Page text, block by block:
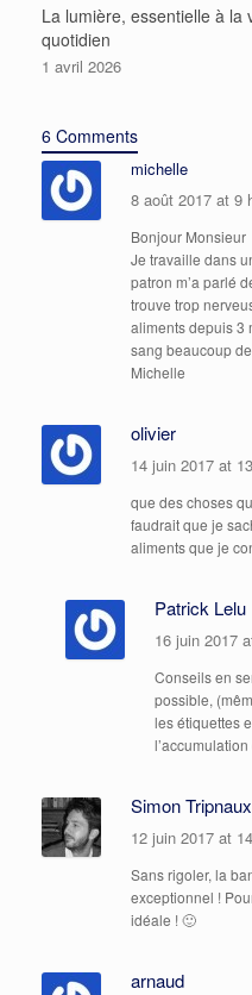
La lumière, essentielle à la
quotidien
1 avril 2026
6 Comments
michelle
8 août 2017 at 9
Bonjour Monsieur
Je travaille dans
patron m’a parlé
trouve trop
aliments depuis 3
sang beaucoup
Michelle
olivier
14 juin 2017 at
que des choses
faudrait que je
aliments que je
Patrick Lelu
16 juin 2017
Conseils en
possible,
les étiquettes
Simon Tripnaux
12 juin 2017 at
Sans rigoler, la
exceptionnel !
idéale ! 🙂
arnaud